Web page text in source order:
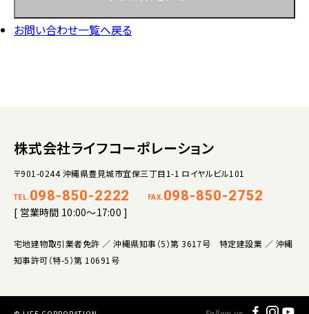
お問い合わせ一覧へ戻る
株式会社ライフコーポレーション
〒901-0244 沖縄県豊見城市宜保三丁目1-1 ロイヤルビル101
TEL. 098-850-2222 FAX. 098-850-2752
[ 営業時間 10:00～17:00 ]
宅地建物取引業者免許 ／ 沖縄県知事（5）第 3617号 特定建設業 ／ 沖縄
知事許可（特-5）第 10691号